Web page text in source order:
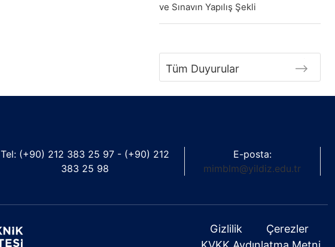
ve Sınavın Yapılış Şekli
Tüm Duyurular
Tel: (+90) 212 383 25 97 - (+90) 212
383 25 98
E-posta:
mimblm@yildiz.edu.tr
Gizlilik
Çerezler